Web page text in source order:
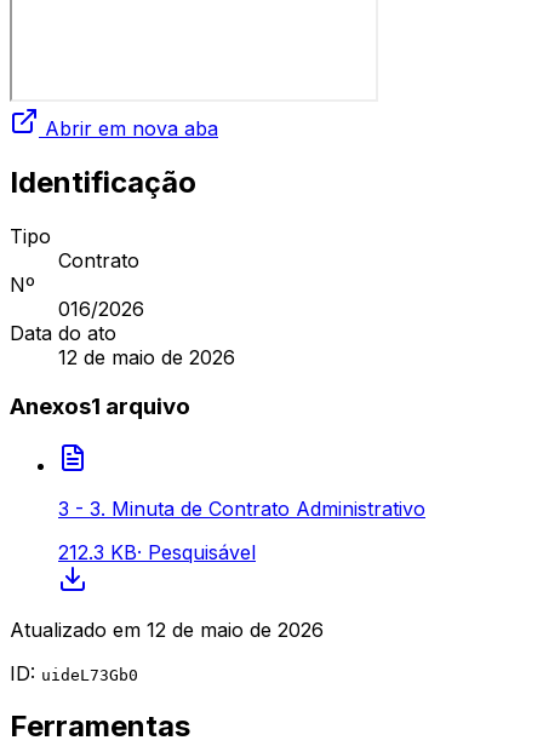
Abrir em nova aba
Identificação
Tipo
Contrato
Nº
016/2026
Data do ato
12 de maio de 2026
Anexos1 arquivo
3 - 3. Minuta de Contrato Administrativo
212.3 KB· Pesquisável
Atualizado em 12 de maio de 2026
ID: uideL73Gb0
Ferramentas